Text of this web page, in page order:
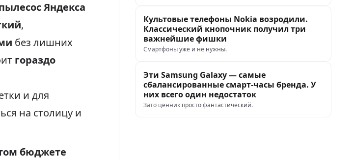
Яндекса
,
без лишних
гораздо
и для
на столицу и
бюджете
Культовые телефоны Nokia возродили.
Классический кнопочник получил три
важнейшие фишки
Смартфоны уже и не нужны.
Эти Samsung Galaxy — самые
сбалансированные смарт-часы бренда. У
них всего один недостаток
Зато ценник просто фантастический.